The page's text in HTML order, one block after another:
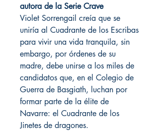
autora de la Serie Crave
Violet Sorrengail creía que se
uniría al Cuadrante de los Escribas
para vivir una vida tranquila, sin
embargo, por órdenes de su
madre, debe unirse a los miles de
candidatos que, en el Colegio de
Guerra de Basgiath, luchan por
formar parte de la élite de
Navarre: el Cuadrante de los
Jinetes de dragones.